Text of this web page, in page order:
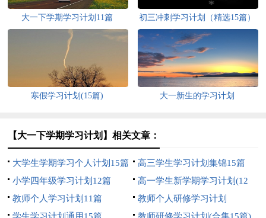
大一下学期学习计划11篇 初三冲刺学习计划（精选15篇）
寒假学习计划(15篇) 大一新生的学习计划
【大一下学期学习计划】相关文章：
大学生学期学习个人计划15篇
高三学生学习计划集锦15篇
小学四年级学习计划12篇
高一学生新学期学习计划(12
篇)
教师个人学习计划11篇
教师个人研修学习计划
学生学习计划通用15篇
教师研修学习计划(合集15篇)